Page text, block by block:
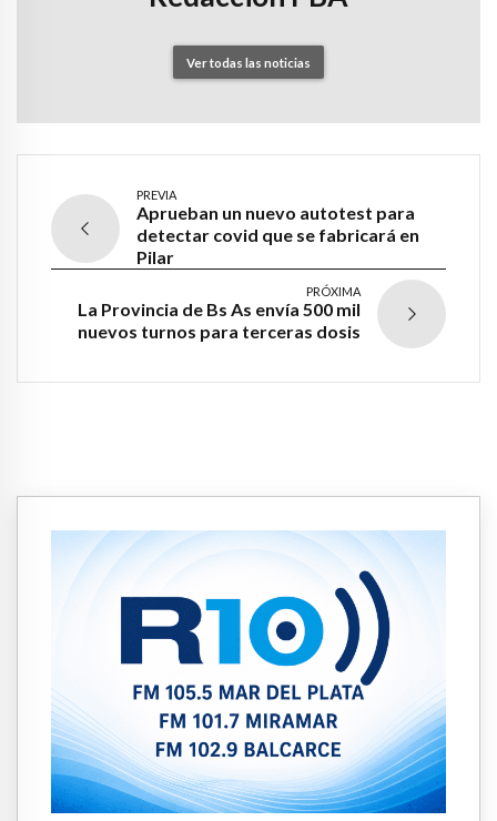
Ver todas las noticias
PREVIA
Aprueban un nuevo autotest para
detectar covid que se fabricará en
Pilar
PRÓXIMA
La Provincia de Bs As envía 500 mil
nuevos turnos para terceras dosis